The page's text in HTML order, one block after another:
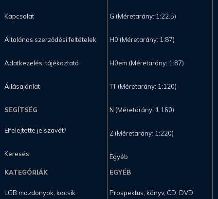
Kapcsolat
Általános szerződési feltételek
Adatkezelési tájékoztató
Állásajánlat
SEGÍTSÉG
Elfelejtette jelszavát?
Keresés
G (Méretarány: 1:22.5)
H0 (Méretarány: 1:87)
H0em (Méretarány: 1:87)
TT (Méretarány: 1:120)
N (Méretarány: 1:160)
Z (Méretarány: 1:220)
Egyéb
KATEGÓRIÁK
LGB mozdonyok, kocsik
EGYÉB
Prospektus, könyv, CD, DVD